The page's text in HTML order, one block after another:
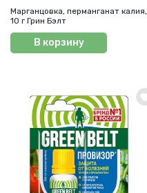
Марганцовка, перманганат калия,
10 г Грин Бэлт
В корзину